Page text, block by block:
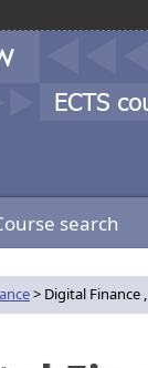
search
> Digital